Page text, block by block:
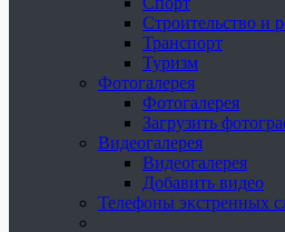
Строительство и
Транспорт
Туризм
Фотогалерея
Фотогалерея
Загрузить
Видеогалерея
Видеогалерея
Добавить видео
Телефоны экстренных